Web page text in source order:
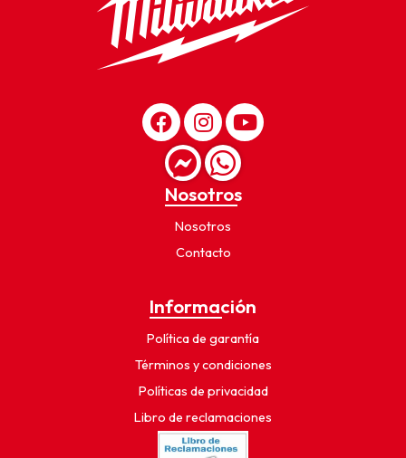
Nosotros
Nosotros
Contacto
Información
Política de garantía
Términos y condiciones
Políticas de privacidad
Libro de reclamaciones